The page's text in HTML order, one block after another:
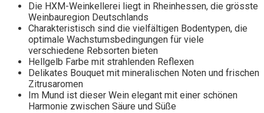
Die HXM-Weinkellerei liegt in Rheinhessen, die grösste
Weinbauregion Deutschlands
Charakteristisch sind die vielfältigen Bodentypen, die
optimale Wachstumsbedingungen für viele
verschiedene Rebsorten bieten
Hellgelb Farbe mit strahlenden Reflexen
Delikates Bouquet mit mineralischen Noten und frischen
Zitrusaromen
Im Mund ist dieser Wein elegant mit einer schönen
Harmonie zwischen Säure und Süße